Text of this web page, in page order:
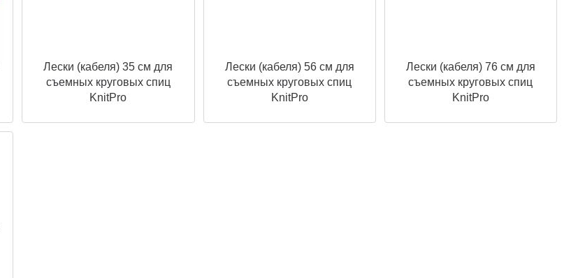
Лески (кабеля) 35 см для
съемных круговых спиц
KnitPro
Лески (кабеля) 56 см для
съемных круговых спиц
KnitPro
Лески (кабеля) 76 см для
съемных круговых спиц
KnitPro